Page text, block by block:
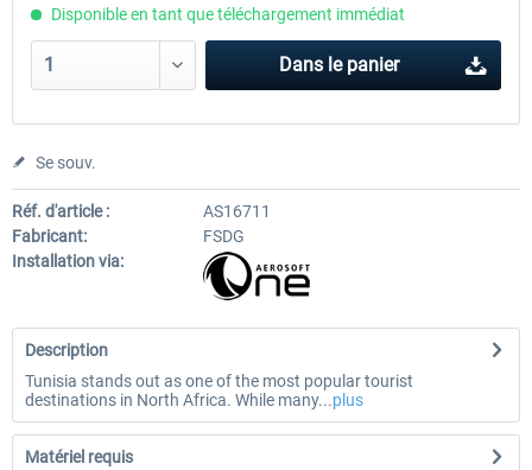
Disponible en tant que téléchargement immédiat
Dans le panier
Se souv.
Réf. d'article :
AS16711
Fabricant:
FSDG
Installation via:
Description
Tunisia stands out as one of the most popular tourist
destinations in North Africa. While many...plus
Matériel requis